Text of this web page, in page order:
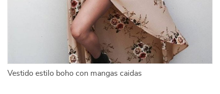
Vestido estilo boho con mangas caidas